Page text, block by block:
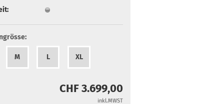
M L XL
CHF 3.699,00
inkl.MWST